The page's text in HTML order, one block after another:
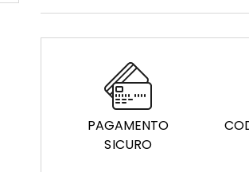
PAGAMENTO
SICURO